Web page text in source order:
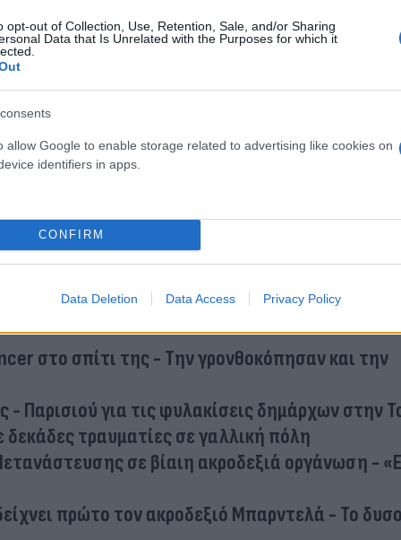
opt-out of Collection, Use, Retention, Sale, and/or Sharing
Data that Is Unrelated with the Purposes for which it
allow Google to enable storage related to advertising like cookies on
identifiers in apps.
CONFIRM
Data Deletion Data Access Privacy Policy
Flash.gr
μεγάλη φωτιά στη Μασσαλία
σώζει μωρά από φωτιά ισορροπώντας σε ένα
στο σπίτι της - Την γρονθοκόπησαν και την
Παρισιού για τις φυλακίσεις δημάρχων στην
τραυματίες σε γαλλική πόλη
σε βίαιη ακροδεξιά οργάνωση -
πρώτο τον ακροδεξιό Μπαρντελά - Το